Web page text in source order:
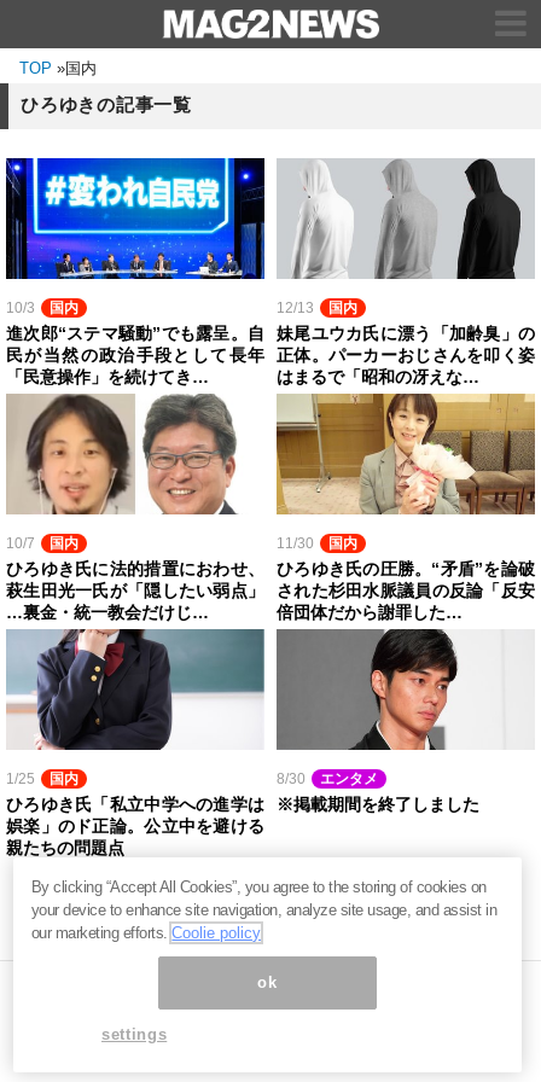
TOP »国内
ひろゆきの記事一覧
10/3 国内
進次郎“ステマ騒動”でも露呈。自
民が当然の政治手段として長年
「民意操作」を続けてき…
12/13 国内
妹尾ユウカ氏に漂う「加齢臭」の
正体。パーカーおじさんを叩く姿
はまるで「昭和の冴えな…
10/7 国内
ひろゆき氏に法的措置におわせ、
萩生田光一氏が「隠したい弱点」
…裏金・統一教会だけじ…
11/30 国内
ひろゆき氏の圧勝。“矛盾”を論破
された杉田水脈議員の反論「反安
倍団体だから謝罪した…
1/25 国内
ひろゆき氏「私立中学への進学は
娯楽」のド正論。公立中を避ける
親たちの問題点
8/30 エンタメ
※掲載期間を終了しました
ページ内の商標は全て商標権者に属します。無断転載を禁じます。 ©
By clicking “Accept All Cookies”, you agree to the storing of cookies on
your device to enhance site navigation, analyze site usage, and assist in
our marketing efforts.Coolie policy
ok
settings